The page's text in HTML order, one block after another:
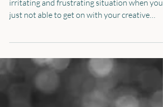
Are you familiar with creative block? That
irritating and frustrating situation when you
work...